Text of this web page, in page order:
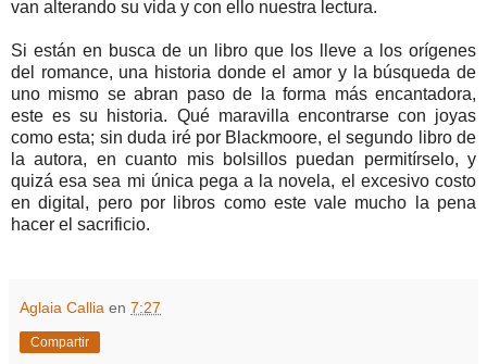
van alterando su vida y con ello nuestra lectura.
Si están en busca de un libro que los lleve a los orígenes
del romance, una historia donde el amor y la búsqueda de
uno mismo se abran paso de la forma más encantadora,
este es su historia. Qué maravilla encontrarse con joyas
como esta; sin duda iré por Blackmoore, el segundo libro de
la autora, en cuanto mis bolsillos puedan permitírselo, y
quizá esa sea mi única pega a la novela, el excesivo costo
en digital, pero por libros como este vale mucho la pena
hacer el sacrificio.
Aglaia Callia en 7:27
Compartir